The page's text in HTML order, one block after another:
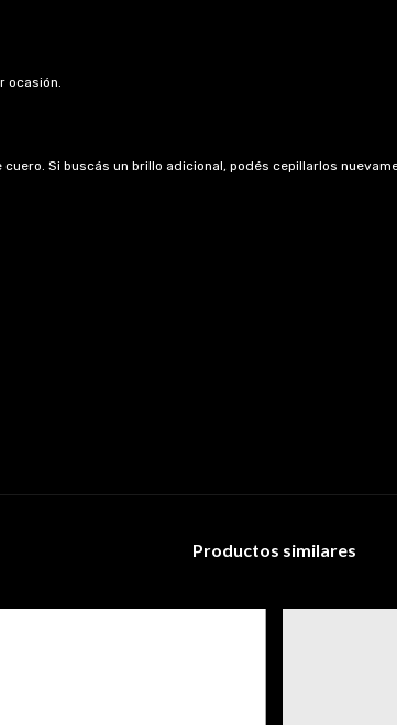
ocasión.
Si buscás un brillo adicional, podés cepillarlos
Productos similares